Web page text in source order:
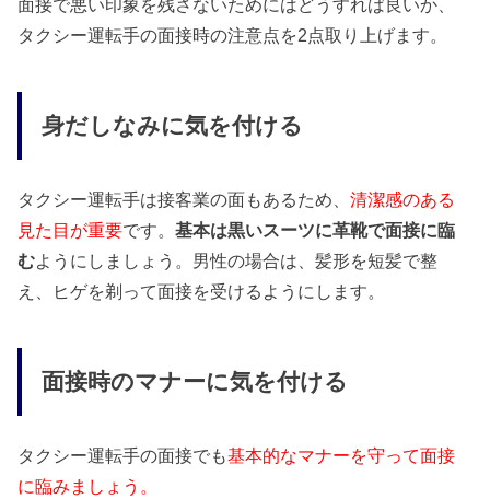
面接で悪い印象を残さないためにはどうすれば良いか、
タクシー運転手の面接時の注意点を2点取り上げます。
身だしなみに気を付ける
タクシー運転手は接客業の面もあるため、清潔感のある
見た目が重要です。基本は黒いスーツに革靴で面接に臨
むようにしましょう。男性の場合は、髪形を短髪で整
え、ヒゲを剃って面接を受けるようにします。
面接時のマナーに気を付ける
タクシー運転手の面接でも基本的なマナーを守って面接
に臨みましょう。